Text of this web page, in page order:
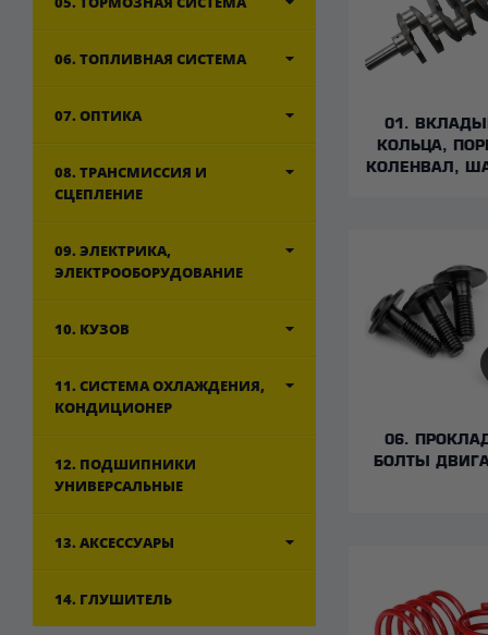
06. ТОПЛИВНАЯ СИСТЕМА
07. ОПТИКА
08. ТРАНСМИССИЯ И
СЦЕПЛЕНИЕ
09. ЭЛЕКТРИКА,
ЭЛЕКТРООБОРУДОВАНИЕ
10. КУЗОВ
11. СИСТЕМА ОХЛАЖДЕНИЯ,
КОНДИЦИОНЕР
12. ПОДШИПНИКИ
УНИВЕРСАЛЬНЫЕ
13. АКСЕССУАРЫ
14. ГЛУШИТЕЛЬ
01.
КОЛЬЦА,
КОЛЕНВАЛ,
06.
БОЛТЫ